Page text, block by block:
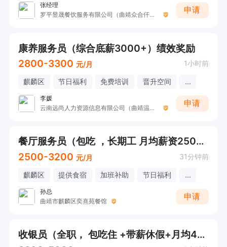
张经理
罗平昱晟餐饮服务有限公司（曲靖众合仟禧宴会中心罗平店）
申请
康养服务员（综合底薪3000+）绩效奖励
2800-3300 元/月 1小时前
麒麟区 节日福利 免费培训 晋升空间 ...
李媛
云南远尚人力资源信息有限公司（曲靖温泉职工疗养院）
申请
餐厅服务员（包吃 ，长期工 月均薪资2500以上）
2500-3200 元/月 31分钟前
麒麟区 提供食宿 加班补助 节日福利 ...
孙总
曲靖市麒麟区奕熹苑餐馆
申请
收银员（全职， 包吃住 +带薪休假+月均4000左右）